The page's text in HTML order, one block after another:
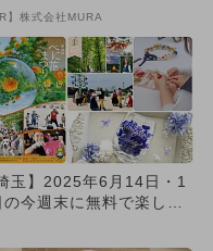
する方法
】株式会社MURA
埼玉】2025年6月14日・1
の今週末に無料で楽しめ